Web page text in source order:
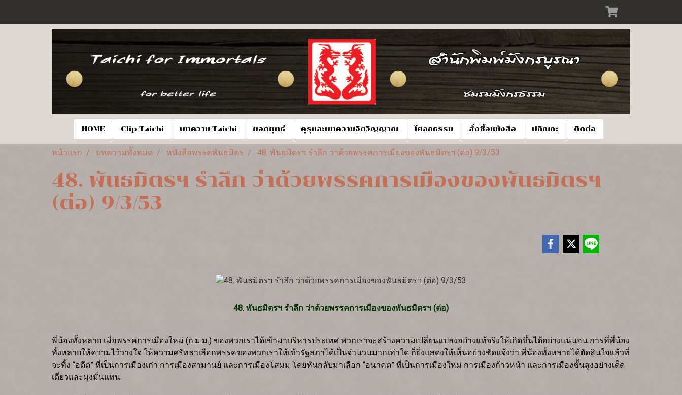
HOME Clip Taichi บทความ Taichi ยอดยุทธ์ คุรุและบทความจิตวิญญาณ โศลกธรรม สั่งซื้อหนังสือ ปกิณกะ ติดต่อ
หน้าแรก บทความทั้งหมด หนังสือพรรคพันธมิตร 48. พันธมิตรฯ รำลึก ว่าด้วยพรรคการเมืองของพันธมิตรฯ (ต่อ) 9/3/53
48. พันธมิตรฯ รำลึก ว่าด้วยพรรคการเมืองของพันธมิตรฯ
(ต่อ) 9/3/53
48. พันธมิตรฯ รำลึก ว่าด้วยพรรคการเมืองของพันธมิตรฯ (ต่อ)
พี่น้องทั้งหลาย เมื่อพรรคการเมืองใหม่ (ก.ม.ม.) ของพวกเราได้เข้ามาบริหารประเทศ พวกเราจะสร้างความเปลี่ยนแปลงอย่างแท้จริงให้เกิดขึ้นได้อย่างแน่นอน การที่พี่น้อง
ทั้งหลายให้ความไว้วางใจ ให้ความศรัทธาเลือกพรรคของพวกเราให้เข้ารัฐสภาได้เป็นจำนวนมากเท่าใด ก็ยิ่งแสดงให้เห็นอย่างชัดแจ้งว่า พี่น้องทั้งหลายได้ตัดสินใจแล้วที่
จะทิ้ง “อดีต” ที่เป็นการเมืองเก่า การเมืองสามานย์ และการเมืองโสมม โดยหันกลับมาเลือก “อนาคต” ที่เป็นการเมืองใหม่ การเมืองก้าวหน้า และการเมืองชั้นสูงอย่างเด็ด
เดี่ยวและมุ่งมั่นแทน